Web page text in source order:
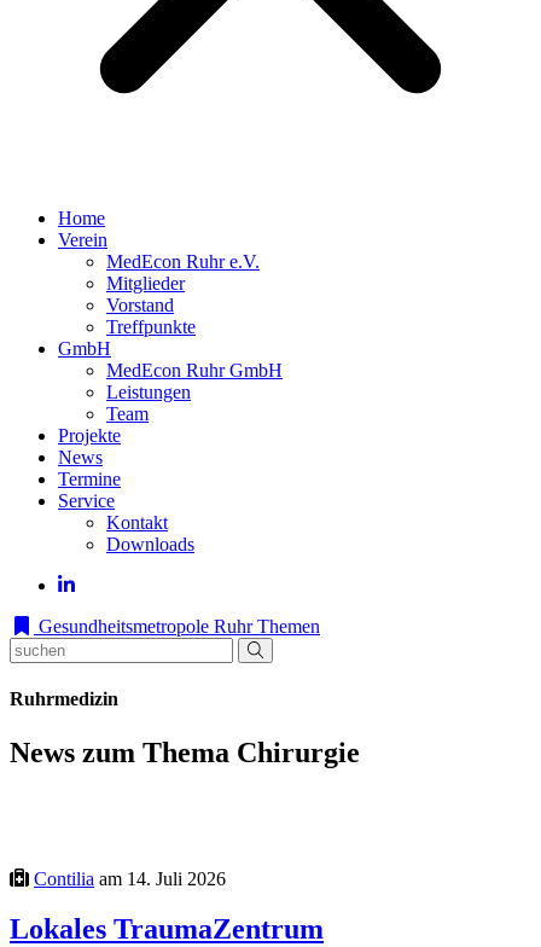
Home
Verein
MedEcon Ruhr e.V.
Mitglieder
Vorstand
Treffpunkte
GmbH
MedEcon Ruhr GmbH
Leistungen
Team
Projekte
News
Termine
Service
Kontakt
Downloads
Gesundheitsmetropole Ruhr Themen
Ruhrmedizin
News zum Thema Chirurgie
Contilia am 14. Juli 2026
Lokales TraumaZentrum